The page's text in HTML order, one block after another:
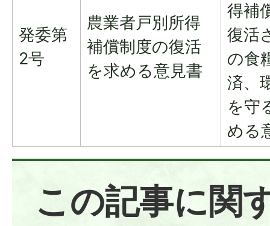
発委第
2号
農業者戸別所得
補償制度の復活
を求める意見書
得補
復活
の食
済、
を守
める
この記事に関